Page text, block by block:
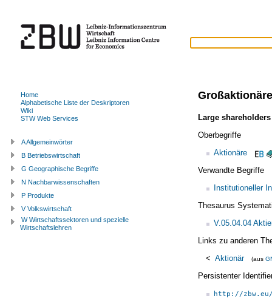
Großaktionäre
Large shareholders
Oberbegriffe
Aktionäre
Verwandte Begriffe
Institutioneller
Thesaurus
V.05.04.04
Links zu anderen
< Aktionär (aus
Persistenter
http://
Home
Alphabetische Liste der Deskriptoren
Wiki
STW Web Services
A Allgemeinwörter
B Betriebswirtschaft
G Geographische Begriffe
N Nachbarwissenschaften
P Produkte
V Volkswirtschaft
W Wirtschaftssektoren und spezielle
Wirtschaftslehren